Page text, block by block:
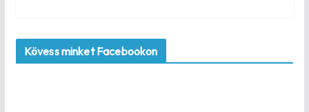
Kövess minket Facebookon